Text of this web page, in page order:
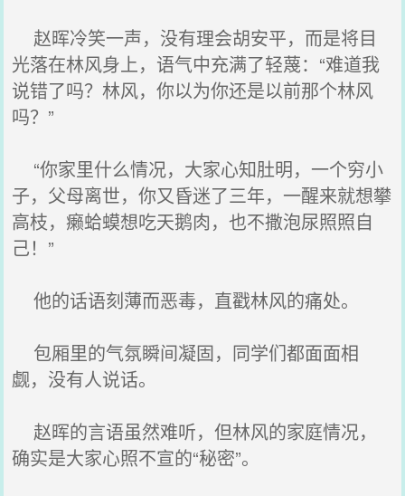
赵晖冷笑一声，没有理会胡安平，而是将目
光落在林风身上，语气中充满了轻蔑：“难道我
说错了吗？林风，你以为你还是以前那个林风
吗？”
“你家里什么情况，大家心知肚明，一个穷小
子，父母离世，你又昏迷了三年，一醒来就想攀
高枝，癞蛤蟆想吃天鹅肉，也不撒泡尿照照自
己！”
他的话语刻薄而恶毒，直戳林风的痛处。
包厢里的气氛瞬间凝固，同学们都面面相
觑，没有人说话。
赵晖的言语虽然难听，但林风的家庭情况，
确实是大家心照不宣的“秘密”。